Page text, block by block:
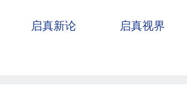
启真新论 启真视界